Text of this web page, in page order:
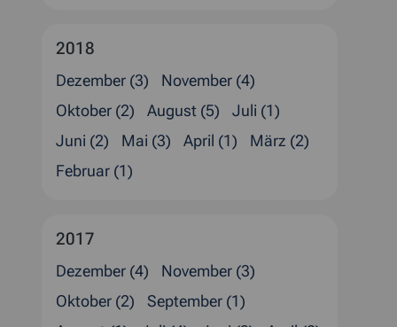
2018
Dezember (3)
November (4)
Oktober (2)
August (5)
Juli (1)
Juni (2)
Mai (3) April (1)
März (2)
Februar (1)
2017
Dezember (4)
November (3)
Oktober (2)
September (1)